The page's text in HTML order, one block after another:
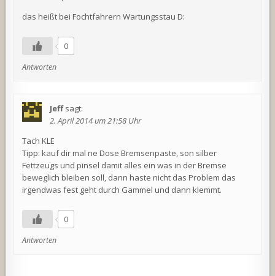
das heißt bei Fochtfahrern Wartungsstau D:
0
Antworten
Jeffsagt:
2. April 2014 um 21:58 Uhr
Tach KLE
Tipp: kauf dir mal ne Dose Bremsenpaste, son silber
Fettzeugs und pinsel damit alles ein was in der Bremse
beweglich bleiben soll, dann haste nicht das Problem das
irgendwas fest geht durch Gammel und dann klemmt.
0
Antworten